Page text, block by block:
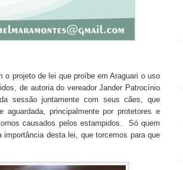
o projeto de lei que proíbe em Araguari o uso
de autoria do vereador Jander Patrocínio
sessão juntamente com seus cães, que
principalmente por protetores e
causados pelos estampidos. Só quem
desta lei, que torcemos para que